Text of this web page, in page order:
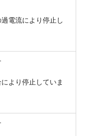
電流により停止し
より停止していま